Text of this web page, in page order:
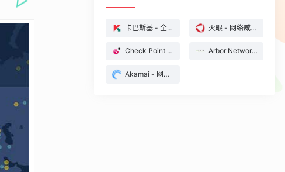
卡巴斯基 - 全球网络威胁实时地图 火眼 - 网络威胁地图
Check Point - 实时网络攻击地图 Arbor Networks - 数字攻击地图
Akamai - 网络安全攻击实时地图